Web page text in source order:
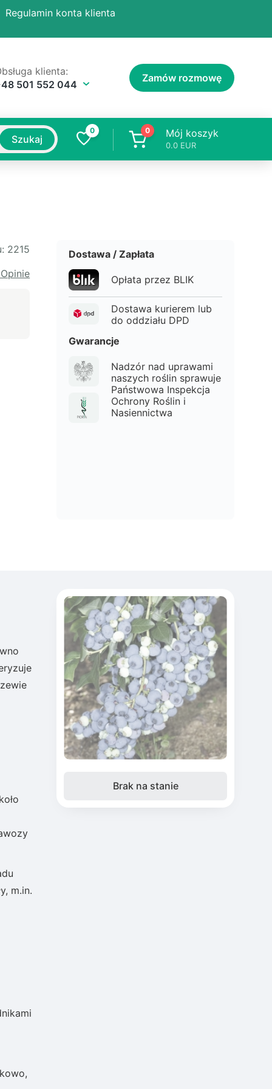
Regulamin konta klienta
klienta:
501 552 044
Zamów rozmowę
Szukaj
0 0 Mój koszyk
0.0 EUR
2215
Dostawa / Zapłata
Opłata przez BLIK
Dostawa kurierem lub
do oddziału DPD
Gwarancje
Nadzór nad uprawami
naszych roślin sprawuje
Państwowa Inspekcja
Ochrony Roślin i
Nasiennictwa
m.in.
Brak na stanie